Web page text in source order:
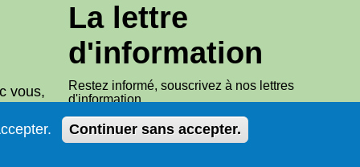
vous,
La lettre
d'information
Restez informé, souscrivez à nos lettres
d'information.
S'abonner
Continuer sans accepter.